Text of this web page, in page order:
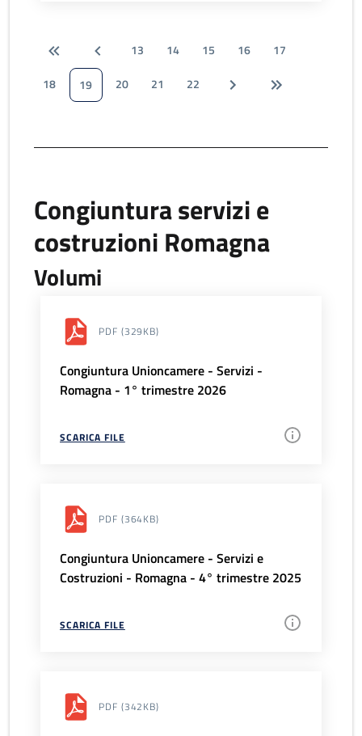
13 14 15 16
17
18
19 20 21 22
Congiuntura servizi e
costruzioni Romagna
Volumi
PDF (329KB)
Congiuntura Unioncamere - Servizi -
Romagna - 1° trimestre 2026
SCARICA FILE
PDF (364KB)
Congiuntura Unioncamere - Servizi e
Costruzioni - Romagna - 4° trimestre 2025
SCARICA FILE
PDF (342KB)